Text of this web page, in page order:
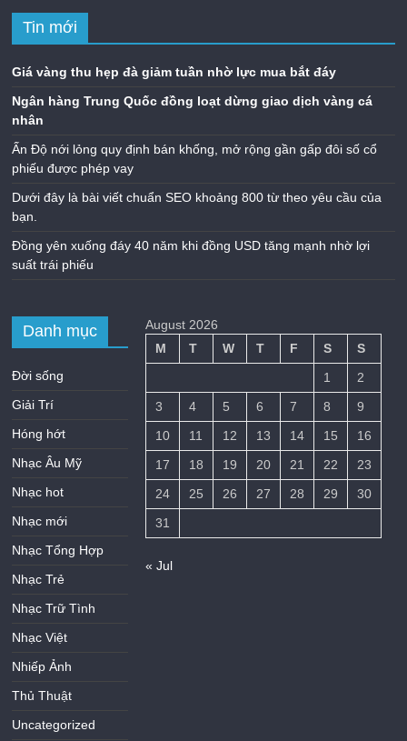
Tin mới
Giá vàng thu hẹp đà giảm tuần nhờ lực mua bắt đáy
Ngân hàng Trung Quốc đồng loạt dừng giao dịch vàng cá
nhân
Ấn Độ nới lỏng quy định bán khống, mở rộng gần gấp đôi số cổ
phiếu được phép vay
Dưới đây là bài viết chuẩn SEO khoảng 800 từ theo yêu cầu của
bạn.
Đồng yên xuống đáy 40 năm khi đồng USD tăng mạnh nhờ lợi
suất trái phiếu
Danh mục
Đời sống
Giải Trí
Hóng hớt
Nhạc Âu Mỹ
Nhạc hot
Nhạc mới
Nhạc Tổng Hợp
Nhạc Trẻ
Nhạc Trữ Tình
Nhạc Việt
Nhiếp Ảnh
Thủ Thuật
Uncategorized
August 2026
M
T W T F S
S
1
2
3
4 5 6 7 8
9
10
11 12 13 14 15
16
17
18 19 20 21 22
23
24
25 26 27 28 29
30
31
« Jul